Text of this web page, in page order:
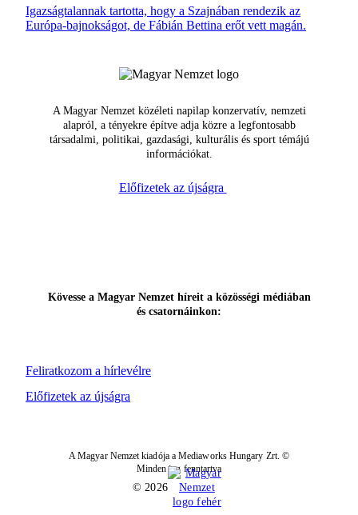
Igazságtalannak tartotta, hogy a Szajnában rendezik az
Európa-bajnokságot, de Fábián Bettina erőt vett magán.
A Magyar Nemzet közéleti napilap konzervatív, nemzeti
alapról, a tényekre építve adja közre a legfontosabb
társadalmi, politikai, gazdasági, kulturális és sport témájú
információkat.
Előfizetek az újságra
Feliratkozom a hírlevélre
Kövesse a Magyar Nemzet híreit a közösségi médiában
és csatornáinkon:
Előfizetek az újságra
A Magyar Nemzet kiadója a Mediaworks Hungary Zrt. ©
Minden jog fenntartva
© 2026